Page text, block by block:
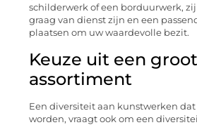
schilderwerk of een borduurwerk,
graag van dienst zijn en een
plaatsen om uw waardevolle bezit.
Keuze uit een groot
assortiment
Een diversiteit aan kunstwerken
worden, vraagt ook om een